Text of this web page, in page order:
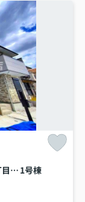
【内覧動画公開中！】調布市深大寺東町４丁目 京王線 調布駅 新築戸建 1号棟